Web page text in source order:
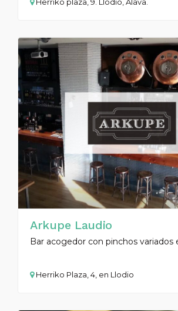
Arkupe Laudio
Bar acogedor con pinchos variados
Herriko Plaza, 4, en Llodio